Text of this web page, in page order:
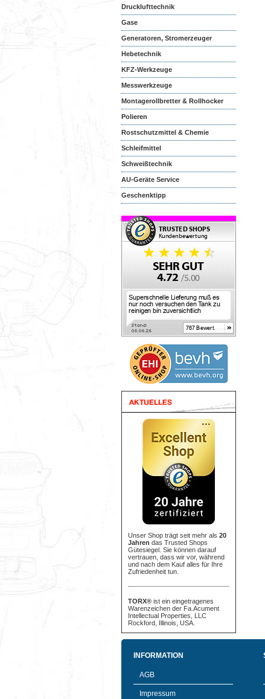
Drucklufttechnik
Gase
Generatoren, Stromerzeuger
Hebetechnik
KFZ-Werkzeuge
Messwerkzeuge
Montagerollbretter & Rollhocker
Polieren
Rostschutzmittel & Chemie
Schleifmittel
Schweißtechnik
AU-Geräte Service
Geschenktipp
Unser Shop trägt seit mehr als 20
Jahren das Trusted Shops
Gütesiegel. Sie können darauf
vertrauen, dass wir vor, während
und nach dem Kauf alles für Ihre
Zufriedenheit tun.
TORX® ist ein eingetragenes
Warenzeichen der Fa.Acument
Intellectual Properties, LLC
Rockford, Illinois, USA.
INFORMATION
AGB
Impressum